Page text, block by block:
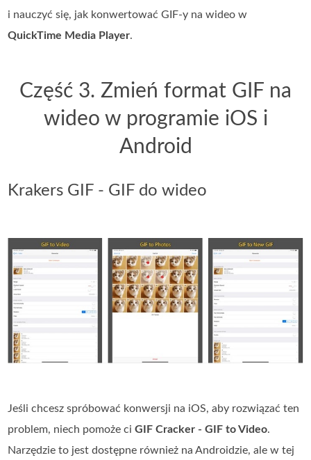
i nauczyć się, jak konwertować GIF‑y na wideo w
QuickTime Media Player.
Część 3. Zmień format GIF na
wideo w programie iOS i
Android
Krakers GIF - GIF do wideo
Jeśli chcesz spróbować konwersji na iOS, aby rozwiązać ten
problem, niech pomoże ciGIF Cracker - GIF to Video.
Narzędzie to jest dostępne również na Androidzie, ale w tej